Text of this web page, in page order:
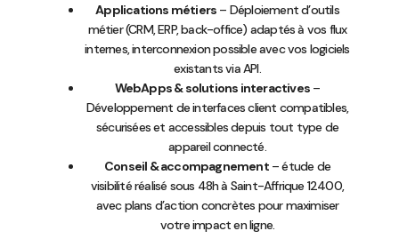
Applications métiers – Déploiement d’outils
métier (CRM, ERP, back-office) adaptés à vos flux
internes, interconnexion possible avec vos logiciels
existants via API.
WebApps & solutions interactives –
Développement de interfaces client compatibles,
sécurisées et accessibles depuis tout type de
appareil connecté.
Conseil & accompagnement– étude de
visibilité réalisé sous 48h à Saint-Affrique 12400,
avec plans d’action concrètes pour maximiser
votre impact en ligne.